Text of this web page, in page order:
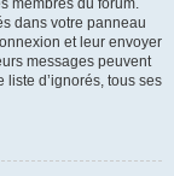
membres du forum.
dans votre panneau
et leur envoyer
messages peuvent
d’ignorés, tous ses